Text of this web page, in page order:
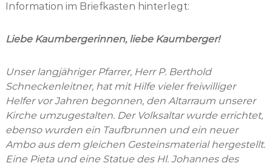
Information im Briefkasten hinterlegt:
Liebe Kaumbergerinnen, liebe Kaumberger!
Unser langjähriger Pfarrer, Herr P. Berthold
Schneckenleitner, hat mit Hilfe vieler freiwilliger
Helfer vor Jahren begonnen, den Altarraum unserer
Kirche umzugestalten. Der Volksaltar wurde errichtet,
ebenso wurden ein Taufbrunnen und ein neuer
Ambo aus dem gleichen Gesteinsmaterial hergestellt.
Eine Pieta und eine Statue des Hl. Johannes des